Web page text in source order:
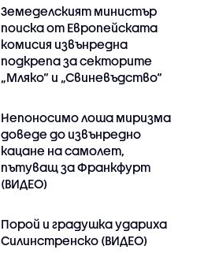
Земеделският министър
поиска от Европейската
комисия извънредна
подкрепа за секторите
„Мляко“ и „Свиневъдство“
Непоносимо лоша миризма
доведе до извънредно
кацане на самолет,
пътуващ за Франкфурт
(ВИДЕО)
Порой и градушка удариха
Силинстренско (ВИДЕО)